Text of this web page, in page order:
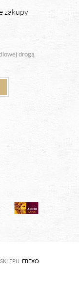
zakupy
drogą
EBEXO